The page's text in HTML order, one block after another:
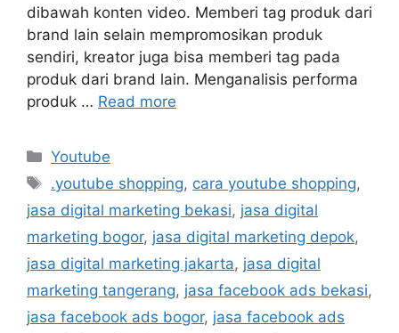
dibawah konten video. Memberi tag produk dari
brand lain selain mempromosikan produk
sendiri, kreator juga bisa memberi tag pada
produk dari brand lain. Menganalisis performa
produk … Read more
Youtube
.youtube shopping, cara youtube shopping,
jasa digital marketing bekasi, jasa digital
marketing bogor, jasa digital marketing depok,
jasa digital marketing jakarta, jasa digital
marketing tangerang, jasa facebook ads bekasi,
jasa facebook ads bogor, jasa facebook ads